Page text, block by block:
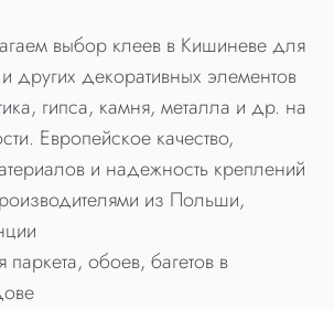
выбор клеев в Кишиневе для
других декоративных элементов
гипса, камня, металла и др. на
Европейское качество,
и надежность креплений
из Польши,
обоев, багетов в